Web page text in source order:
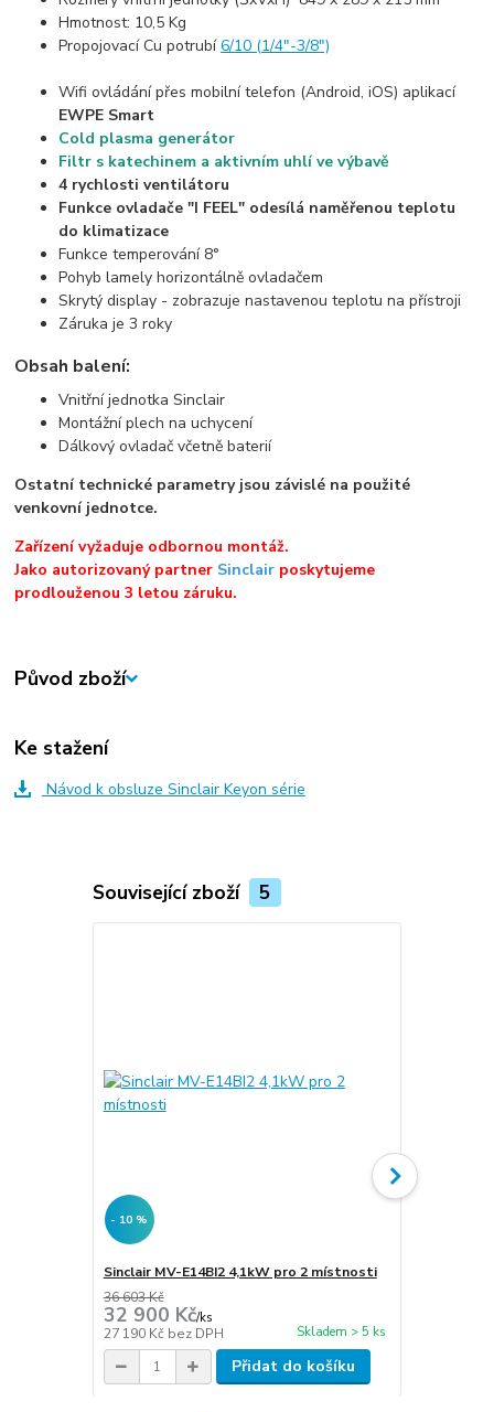
Hmotnost: 10,5 Kg
Propojovací Cu potrubí6/10 (1/4"-3/8")
Wifi ovládání přes mobilní telefon (Android, iOS) aplikací
EWPE Smart
Cold plasma generátor
Filtr s katechinem a aktivním uhlí ve výbavě
4 rychlosti ventilátoru
Funkce ovladače "I FEEL" odesílá naměřenou teplotu
do klimatizace
Funkce temperování 8°
Pohyb lamely horizontálně ovladačem
Skrytý display - zobrazuje nastavenou teplotu na přístroji
Záruka je 3 roky
Obsah balení:
Vnitřní jednotka Sinclair
Montážní plech na uchycení
Dálkový ovladač včetně baterií
Ostatní technické parametry jsou závislé na použité
venkovní jednotce.
Zařízení vyžaduje odbornou montáž.
Jako autorizovaný partner Sinclair poskytujeme
prodlouženou 3 letou záruku.
Původ zboží
Ke stažení
Návod k obsluze Sinclair Keyon série
Související zboží 5
- 10 %
Sinclair MV-E14BI2 4,1kW pro 2 místnosti
36 603 Kč
32 900 Kč/ks
27 190 Kč bez DPH Skladem > 5 ks
Přidat do košíku